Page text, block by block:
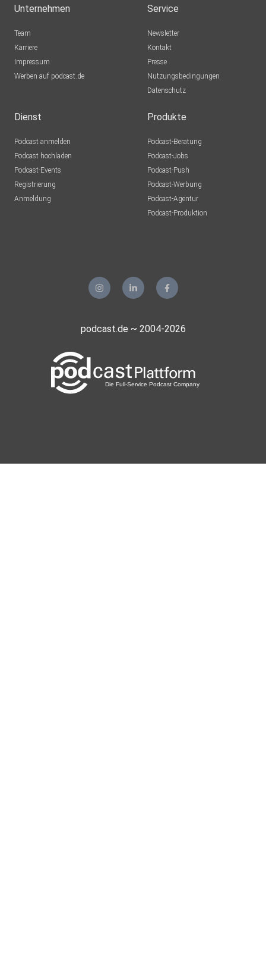
Unternehmen
Team
Karriere
Impressum
Werben auf podcast.de
Service
Newsletter
Kontakt
Presse
Nutzungsbedingungen
Datenschutz
Dienst
Podcast anmelden
Podcast hochladen
Podcast-Events
Registrierung
Anmeldung
Produkte
Podcast-Beratung
Podcast-Jobs
Podcast-Push
Podcast-Werbung
Podcast-Agentur
Podcast-Produktion
podcast.de ~ 2004-2026